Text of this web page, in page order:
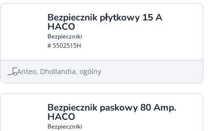
Bezpiecznik płytkowy 15 A
HACO
Bezpieczniki
# 5502515H
Anteo, Dhollandia, ogólny
Bezpiecznik paskowy 80 Amp.
HACO
Bezpieczniki